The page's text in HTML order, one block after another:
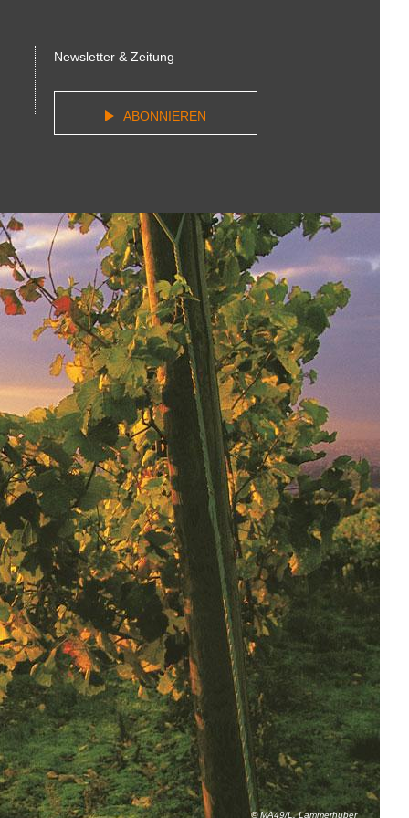
Newsletter & Zeitung
ABONNIEREN
© MA49/L. Lammerhuber